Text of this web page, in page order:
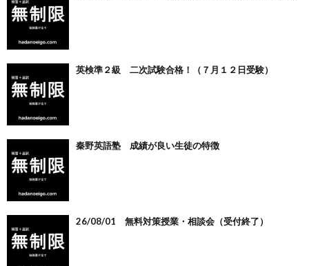
英検準２級 二次試験合格！（７月１２日受験）
秦野英語塾 成績が良い生徒の特徴
26/08/01 無料対策授業・相談会（受付終了）